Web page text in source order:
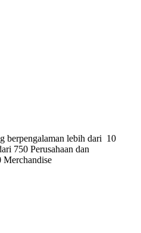
berpengalaman lebih dari 10
750 Perusahaan dan
Merchandise